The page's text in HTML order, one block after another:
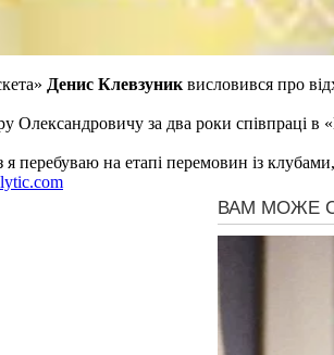
Денис Клевзуник висловився про
Олександровичу за два роки співпраці в
перебуваю на етапі перемовин із